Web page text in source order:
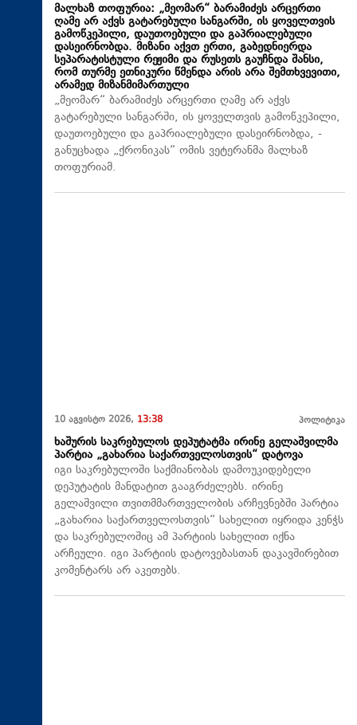
მალხაზ თოფურია: „მეომარ“ ბარამიძეს არცერთი
ღამე არ აქვს გატარებული სანგარში, ის ყოველთვის
გამოწკეპილი, დაუთოებული და გაპრიალებული
დასეირნობდა. მიზანი აქვთ ერთი, გაბედნიერდა
სეპარატისტული რეჟიმი და რუსეთს გაუჩნდა შანსი,
რომ თურმე ეთნიკური წმენდა არის არა შემთხვევითი,
არამედ მიზანმიმართული
„მეომარ“ ბარამიძეს არცერთი ღამე არ აქვს
გატარებული სანგარში, ის ყოველთვის გამოწკეპილი,
დაუთოებული და გაპრიალებული დასეირნობდა, -
განუცხადა „ქრონიკას“ ომის ვეტერანმა მალხაზ
თოფურიამ.
10 აგვისტო 2026, 13:38 პოლიტიკა
ხაშურის საკრებულოს დეპუტატმა ირინე გელაშვილმა
პარტია „გახარია საქართველოსთვის“ დატოვა
იგი საკრებულოში საქმიანობას დამოუკიდებელი
დეპუტატის მანდატით გააგრძელებს. ირინე
გელაშვილი თვითმმართველობის არჩევნებში პარტია
„გახარია საქართველოსთვის“ სახელით იყრიდა კენჭს
და საკრებულოშიც ამ პარტიის სახელით იქნა
არჩეული. იგი პარტიის დატოვებასთან დაკავშირებით
კომენტარს არ აკეთებს.